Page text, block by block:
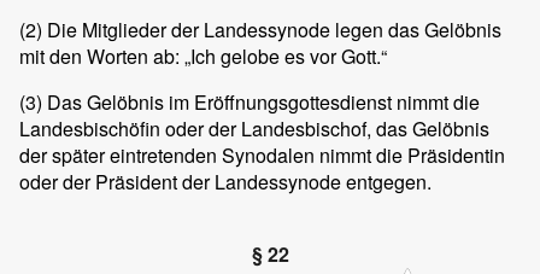
(2) Die Mitglieder der Landessynode legen das Gelöbnis
mit den Worten ab: „Ich gelobe es vor Gott.“
(3) Das Gelöbnis im Eröffnungsgottesdienst nimmt die
Landesbischöfin oder der Landesbischof, das Gelöbnis
der später eintretenden Synodalen nimmt die Präsidentin
oder der Präsident der Landessynode entgegen.
§ 22